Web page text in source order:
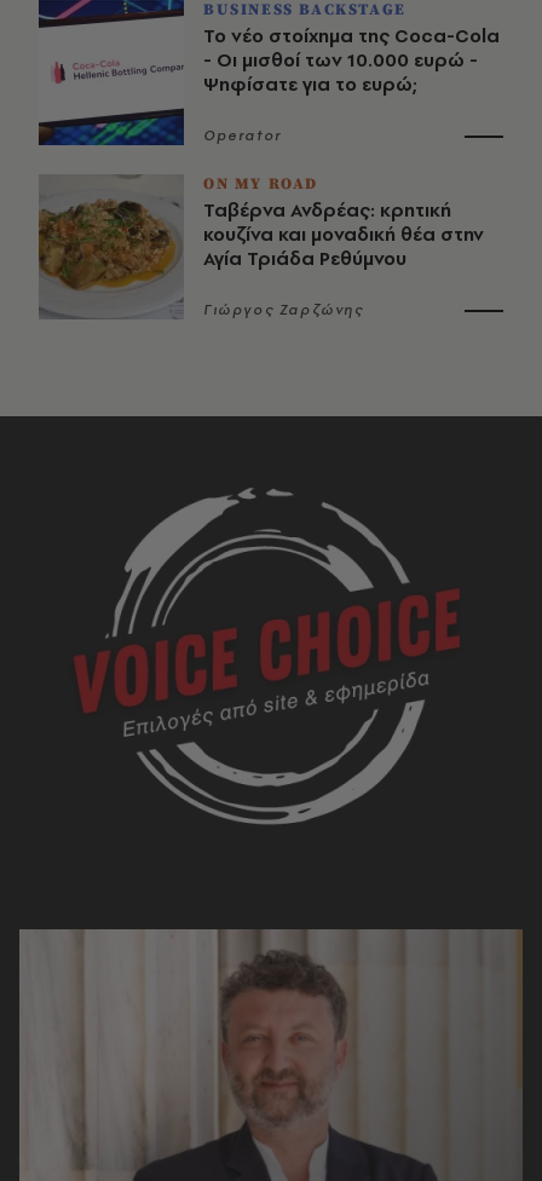
BUSINESS BACKSTAGE
Το νέο στοίχημα της Coca-Cola
- Οι μισθοί των 10.000 ευρώ -
Ψηφίσατε για το ευρώ;
Operator
ON MY ROAD
Ταβέρνα Ανδρέας: κρητική
κουζίνα και μοναδική θέα στην
Αγία Τριάδα Ρεθύμνου
Γιώργος Ζαρζώνης